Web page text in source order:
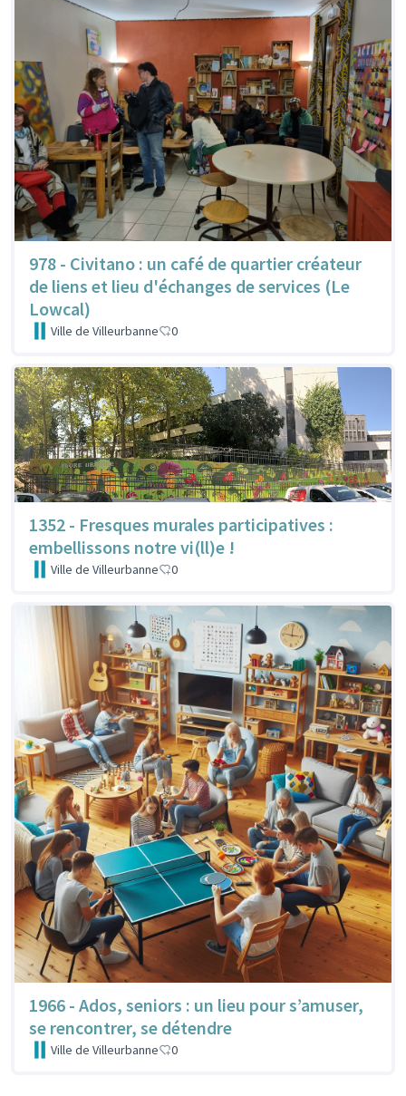
978 - Civitano : un café de quartier créateur
de liens et lieu d'échanges de services (Le
Lowcal)
Ville de Villeurbanne 0
1352 - Fresques murales participatives :
embellissons notre vi(ll)e !
Ville de Villeurbanne 0
1966 - Ados, seniors : un lieu pour s’amuser,
se rencontrer, se détendre
Ville de Villeurbanne 0